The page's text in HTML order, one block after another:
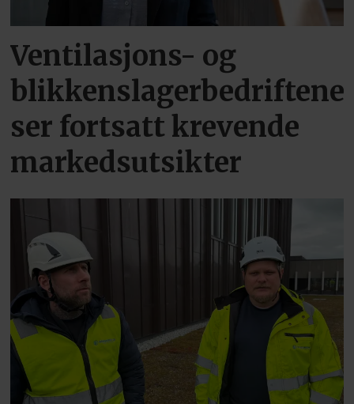
Ventilasjons- og
blikkenslagerbedriftene
ser fortsatt krevende
markedsutsikter